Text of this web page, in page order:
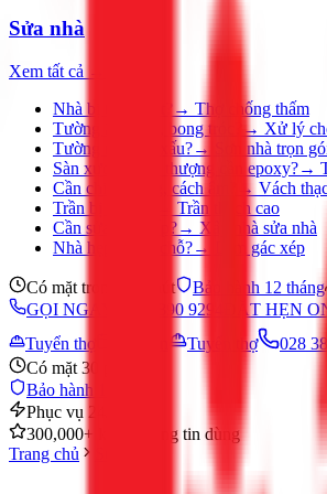
Sửa nhà
Xem tất cả →
Nhà bị thấm dột?
→ Thợ chống thấm
Tường ẩm mốc, bong tróc?
→ Xử lý
Tường nhà cũ, xấu?→
Sơn nhà trọn
Sàn xưởng, sân thượng cần epoxy?→
Cần chia phòng, cách âm?
→ Vách
Trần bị ố, nứt?
Trần thạch cao
Cần sửa nhà gấp?→ Xây nhà sửa nhà
Nhà hẹp, thiếu chỗ?→ Làm gác xép
Có mặt trong 30 phút Bảo hành 12 tháng
GỌI NGAY 028 3890 9294
ĐẶT HẸN
Tuyển thợ
Tuyển thợ
028
Có mặt 30 phút
Bảo hành 12 tháng
Phục vụ 24/7
300,000+ khách hàng tin dùng
Trang chủ